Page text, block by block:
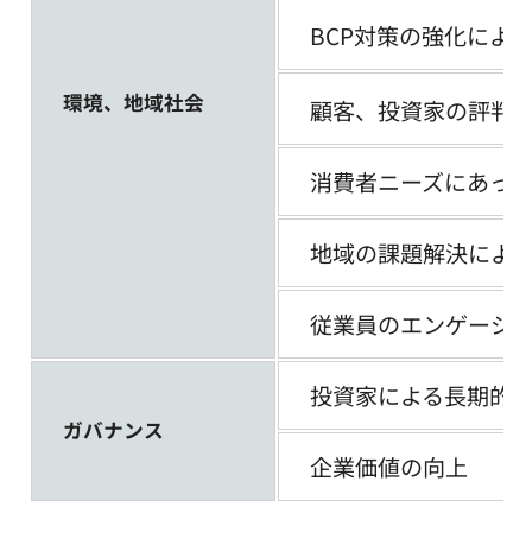
環境、地域社会
BCP対策の強化によ
顧客、投資家の評判
消費者ニーズにあっ
地域の課題解決によ
従業員のエンゲージ
ガバナンス
投資家による長期的
企業価値の向上